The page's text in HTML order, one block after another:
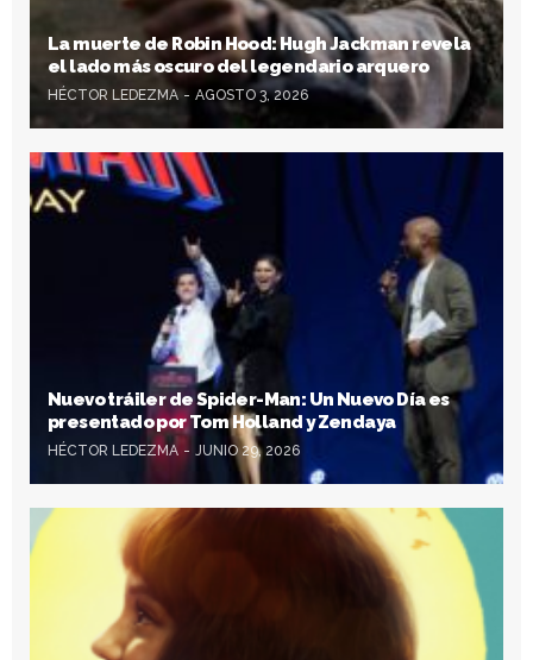
La muerte de Robin Hood: Hugh Jackman revela
el lado más oscuro del legendario arquero
HÉCTOR LEDEZMA AGOSTO 3, 2026
Nuevo tráiler de Spider-Man: Un Nuevo Día es
presentado por Tom Holland y Zendaya
HÉCTOR LEDEZMA JUNIO 29, 2026